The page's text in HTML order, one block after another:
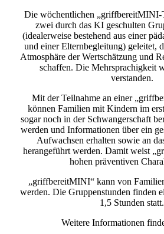
Die wöchentlichen „griffbereitMINI-
zwei durch das KI geschulten
(idealerweise bestehend aus einer
und einer Elternbegleitung) geleitet,
Atmosphäre der Wertschätzung und
schaffen. Die Mehrsprachigkeit
verstanden.
Mit der Teilnahme an einer
können Familien mit Kindern im
sogar noch in der Schwangerschaft
werden und Informationen über ein
Aufwachsen erhalten sowie an
herangeführt werden. Damit weist
hohen präventiven
„griffbereitMINI“ kann von
werden. Die Gruppenstunden finden
1,5 Stunden statt.
Weitere Informationen